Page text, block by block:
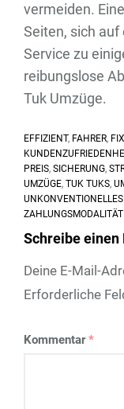
vermeiden.
Seiten, sich
Service zu
reibungslose
Tuk Umzüge.
EFFIZIENT, FAHRER,
PREIS, SICHERUNG,
UMZÜGE, TUK TUKS,
Schreibe
Deine E-Mail-
Erforderliche
Kommentar*